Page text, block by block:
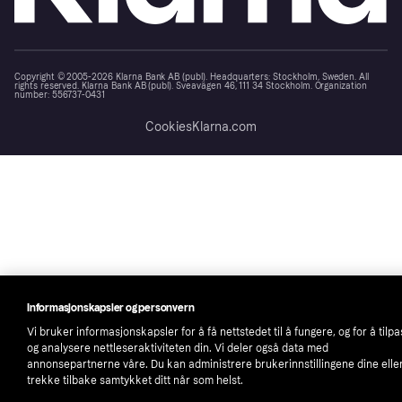
Copyright © 2005-2026 Klarna Bank AB (publ). Headquarters: Stockholm, Sweden. All
rights reserved. Klarna Bank AB (publ). Sveavägen 46, 111 34 Stockholm. Organization
number: 556737-0431
CookiesKlarna.com
Informasjonskapsler og personvern
Vi bruker informasjonskapsler for å få nettstedet til å fungere, og for å
og analysere nettleseraktiviteten din. Vi deler også data med
annonsepartnerne våre. Du kan administrere brukerinnstillingene dine
trekke tilbake samtykket ditt når som helst.